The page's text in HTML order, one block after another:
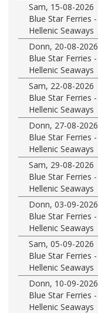
Sam, 15-08-2026
Blue Star Ferries -
Hellenic Seaways
Donn, 20-08-2026
Blue Star Ferries -
Hellenic Seaways
Sam, 22-08-2026
Blue Star Ferries -
Hellenic Seaways
Donn, 27-08-2026
Blue Star Ferries -
Hellenic Seaways
Sam, 29-08-2026
Blue Star Ferries -
Hellenic Seaways
Donn, 03-09-2026
Blue Star Ferries -
Hellenic Seaways
Sam, 05-09-2026
Blue Star Ferries -
Hellenic Seaways
Donn, 10-09-2026
Blue Star Ferries -
Hellenic Seaways